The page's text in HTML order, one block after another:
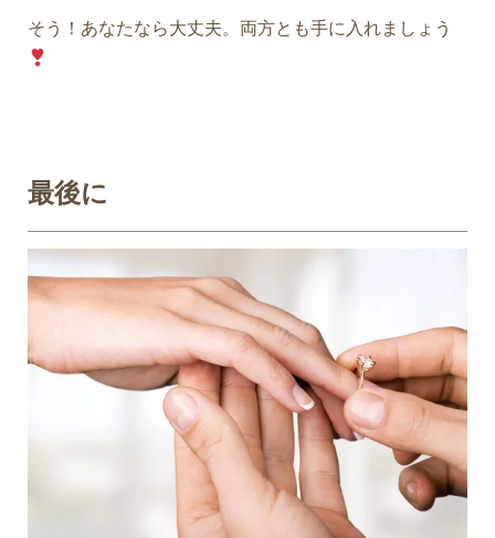
そう！あなたなら大丈夫。両方とも手に入れましょう
最後に